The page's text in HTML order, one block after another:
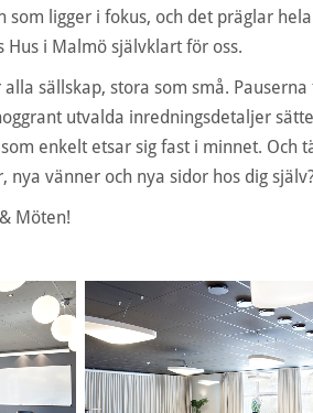
som ligger i fokus, och det präglar
Hus i Malmö självklart för oss.
sällskap, stora som små.
utvalda inredningsdetaljer
enkelt etsar sig fast i minnet. Och
nya vänner och nya sidor hos dig
Möten!